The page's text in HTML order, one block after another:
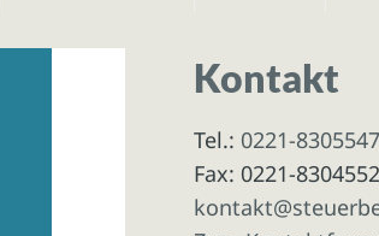
Kontakt
Tel.: 0221-8305547
Fax: 0221-8304552